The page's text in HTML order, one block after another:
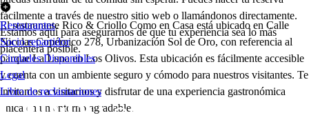
fácilmente a través de nuestro sitio web o llamándonos directamente.
Estamos aquí para asegurarnos de que tu experiencia sea lo más
placentera posible.
El restaurante Rico & Criollo Como en Casa está ubicado en Calle
Nicolas Copérnico 278, Urbanización Sol de Oro, con referencia al
parque La Luna en Los Olivos. Esta ubicación es fácilmente accesible
y cuenta con un ambiente seguro y cómodo para nuestros visitantes. Te
invitamos a visitarnos y disfrutar de una experiencia gastronómica
única en un entorno agradable.
Restaurantes
Socio repartidor
Ciudades Disponibles
Legal
Libro de reclamaciones